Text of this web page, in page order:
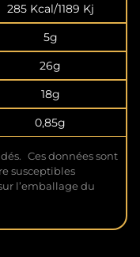
285 Kcal/1189 Kj
5g
26g
18g
0,85g
Ces données sont
susceptibles
l’emballage du